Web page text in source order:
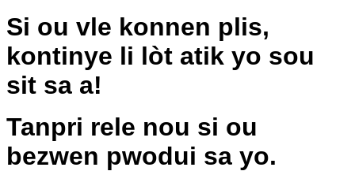
Si ou vle konnen plis,
kontinye li lòt atik yo sou
sit sa a!
Tanpri rele nou si ou
bezwen pwodui sa yo.